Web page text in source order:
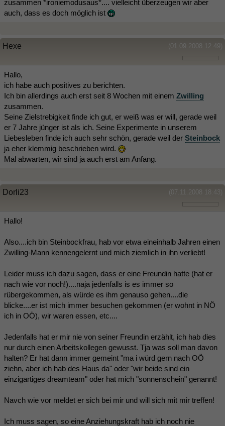
zusammen *ironiemodusaus*.... vielleicht überzeugen wir aber
auch, dass es doch möglich ist
(01.09.2008 12:49)
Hexe
Hallo,
ich habe auch positives zu berichten.
Ich bin allerdings auch erst seit 8 Wochen mit einem Zwilling
zusammen.
Seine Zielstrebigkeit finde ich gut, er weiß was er will, gerade weil
er 7 Jahre jünger ist als ich. Seine Experimente in unserem
Liebesleben finde ich auch sehr schön, gerade weil der Steinbock
ja eher klemmig beschrieben wird.
Mal abwarten, wir sind ja auch erst am Anfang.
(07.11.2008 18:43)
Dorli23
Hallo!
Also....ich bin Steinbockfrau, hab vor etwa eineinhalb Jahren einen
Zwilling-Mann kennengelernt und mich ziemlich in ihn verliebt!
Leider muss ich dazu sagen, dass er eine Freundin hatte (hat er
nach wie vor noch!)....naja jedenfalls is es immer so
rübergekommen, als würde es ihm genauso gehen....die
blicke....er ist mich immer besuchen gekommen (er wohnt in NÖ
ich in OÖ), wir waren essen, etc....
Jedenfalls hat er mir nie von seiner Freundin erzählt, ich hab dies
nur durch einen Arbeitskollegen gewusst. Tja was soll man davon
halten? Er hat dann immer gemeint "ma i würd gern nach OÖ
ziehn, aber ich hab des Haus da" oder "wir beide sind ein
einzigartiges dreamteam" oder hat mich "sonnenschein" genannt!
Navch wie vor meldet er sich bei mir und will sich mit mir treffen!
Ich muss sagen, so eine Anziehungskraft hab ich noch nie